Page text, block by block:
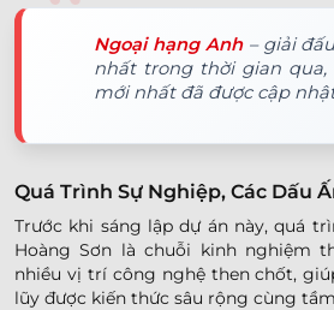
Ngoại hạng Anh– giải
nhất trong thời gian qua,
mới nhất đã được cập
Quá Trình Sự Nghiệp, Các Dấu
Trước khi sáng lập dự án này, quá
Hoàng Sơn là chuỗi kinh nghiệm
nhiều vị trí công nghệ then chốt,
lũy được kiến thức sâu rộng cùng